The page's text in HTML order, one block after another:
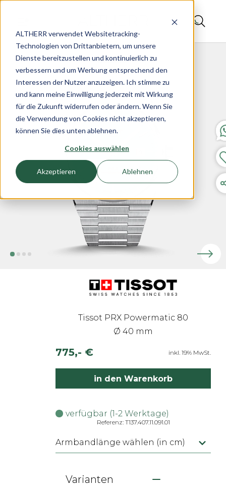
ALTHERR verwendet Websitetracking-
Technologien von Drittanbietern, um unsere
Dienste bereitzustellen und kontinuierlich zu
verbessern und um Werbung entsprechend den
Interessen der Nutzer anzuzeigen. Ich stimme zu
und kann meine Einwilligung jederzeit mit Wirkung
für die Zukunft widerrufen oder ändern. Wenn Sie
die Verwendung von Cookies nicht akzeptieren,
können Sie dies unten ablehnen.
Cookies auswählen
Akzeptieren Ablehnen
Tissot PRX Powermatic 80
Ø 40 mm
775,- € inkl. 19% MwSt.
in den Warenkorb
verfügbar (1-2 Werktage)
Referenz: T137.407.11.091.01
Armbandlänge wählen (in cm)
Varianten